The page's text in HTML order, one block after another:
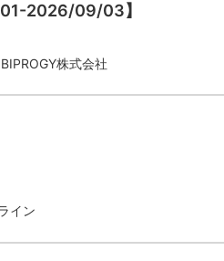
2026/09/03】
BIPROGY株式会社
イン